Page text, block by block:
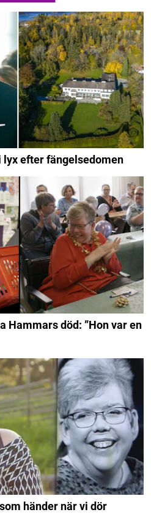
efter fängelsedomen
Hammars död: ”Hon var en
händer när vi dör